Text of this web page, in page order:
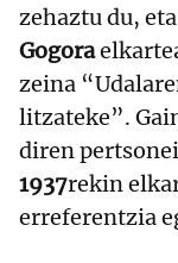
zehaztu du, eta
Gogora
zeina
litzateke”.
diren
1937rekin
erreferentzia